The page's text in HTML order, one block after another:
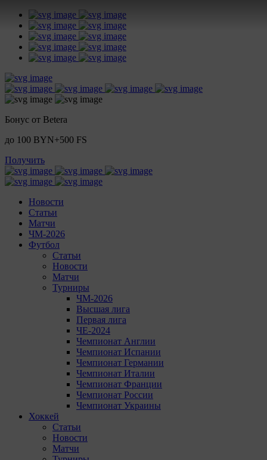
Бонус от Betera
до 100 BYN+500 FS
Получить
Новости
Статьи
Матчи
ЧМ-2026
Футбол
Статьи
Новости
Матчи
Турниры
ЧМ-2026
Высшая лига
Первая лига
ЧЕ-2024
Чемпионат Англии
Чемпионат Испании
Чемпионат Германии
Чемпионат Италии
Чемпионат Франции
Чемпионат России
Чемпионат Украины
Хоккей
Статьи
Новости
Матчи